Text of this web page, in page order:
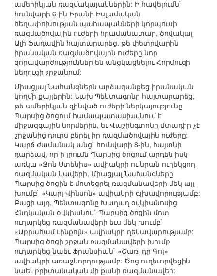
ամերիկյան ռազմակայաններին: Ի հավելումն`
հունվարի 6-ին Իրանի Իսլամական
հեղափոխության պահապանների կորպուսի
ռազմածովային ուժերի հրամանատար, ծովակալ
Ալի Ֆադավին հայտարարեց, թե փետրվարին
իրանական ռազմածովային ուժերը նոր
զորավարժություններ են անցկացնելու Հորմուզի
նեղուցի շրջանում:
Միացյալ Նահանգներն արձագանքեց իրանական
կողմի քայլերին: Նախ Պենտագոնը հայտարարեց,
թե ամերիկյան զինված ուժերի ներկայությունը
Պարսից ծոցում համապատասխանում է
միջազգային նորմերին, եւ Վաշինգտոնը մտադիր չէ
շրջանից դուրս բերել իր ռազմածովային ուժերը:
Կարճ ժամանակ անց` հունվարի 8-ին, հայտնի
դարձավ, որ ի լրումն Պարսից ծոցում արդեն իսկ
առկա «Ջոն Ստենիս» ավիակրի ու նրան ուղեկցող
ռազմական նավերի, Միացյալ Նահանգները
Պարսից ծոցին է մոտեցրել ռազմանավերի մեկ այլ
խումբ` «Կարլ Վինսոն» ավիակրի գլխավորությամբ:
Բացի այդ, Պենտագոնը Խաղաղ օվկիանոսից
Հնդկական օվկիանոս` Պարսից ծոցին մոտ,
ուղարկեց ռազմանավերի եւս մեկ խումբ`
«Աբրահամ Լինքոլն» ավիակրի ղեկավարությամբ:
Պարսից ծոցի շրջան ռազմանավերի խումբ
ուղարկեց նաեւ Ֆրանսիան` «Շառլ դը Գոլ»
ավիակրի առաջնորդությամբ: Ծոց ուղեւորվեցին
նաեւ բրիտանական մի քանի ռազմանավեր: